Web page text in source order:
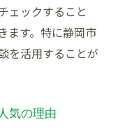
ェックすること
ます。特に静岡市
を活用することが
気の理由